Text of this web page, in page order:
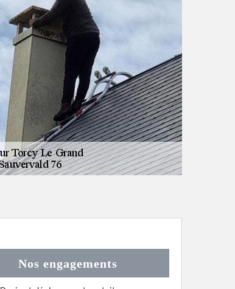
Nos engagements